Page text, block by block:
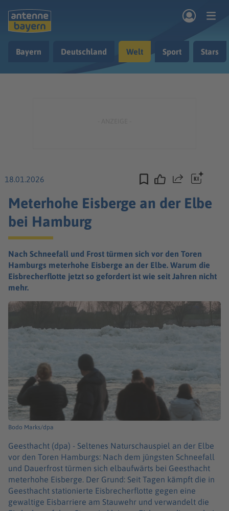
Nachrichten
Bayern Deutschland Welt Sport Stars
18.01.2026 Teilen
Meterhohe Eisberge an der Elbe
bei Hamburg
Nach Schneefall und Frost türmen sich vor den Toren
Hamburgs meterhohe Eisberge an der Elbe. Warum die
Eisbrecherflotte jetzt so gefordert ist wie seit Jahren nicht
mehr.
Bodo Marks/dpa
Geesthacht (dpa) - Seltenes Naturschauspiel an der Elbe
vor den Toren Hamburgs: Nach dem jüngsten Schneefall
und Dauerfrost türmen sich elbaufwärts bei Geesthacht
meterhohe Eisberge. Der Grund: Seit Tagen kämpft die in
Geesthacht stationierte Eisbrecherflotte gegen eine
gewaltige Eisbarriere am Stauwehr und verwandelt die